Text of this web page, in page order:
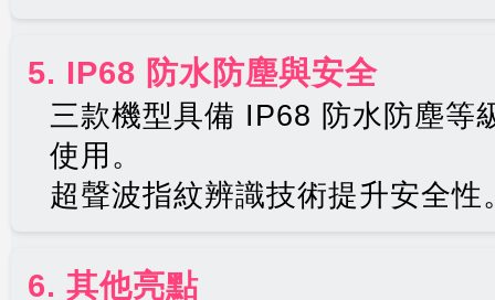
5. IP68 防水防塵與安全
三款機型具備 IP68 防水防塵等
使用。
超聲波指紋辨識技術提升安全性
6. 其他亮點